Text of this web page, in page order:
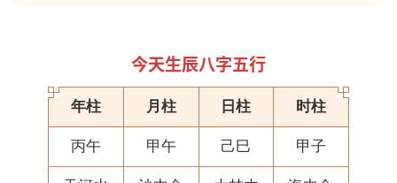
今天生辰八字五行
年柱 月柱 日柱 时柱
丙午 甲午 己巳 甲子